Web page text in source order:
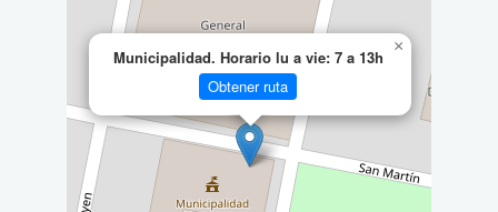
Municipalidad. Horario lu a vie: 7 a 13h
Obtener ruta
×